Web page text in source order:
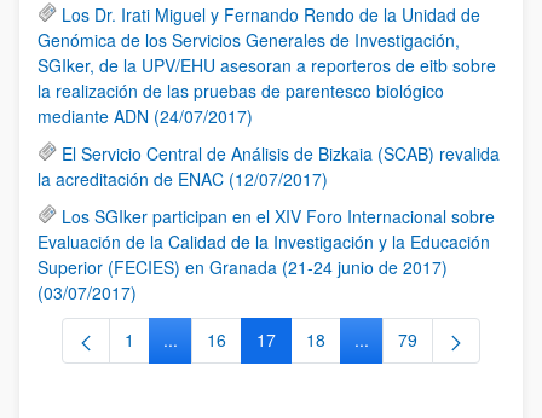
Los Dr. Irati Miguel y Fernando Rendo de la Unidad de
Genómica de los Servicios Generales de Investigación,
SGIker, de la UPV/EHU asesoran a reporteros de eitb sobre
la realización de las pruebas de parentesco biológico
mediante ADN (24/07/2017)
El Servicio Central de Análisis de Bizkaia (SCAB) revalida
la acreditación de ENAC (12/07/2017)
Los SGIker participan en el XIV Foro Internacional sobre
Evaluación de la Calidad de la Investigación y la Educación
Superior (FECIES) en Granada (21-24 junio de 2017)
(03/07/2017)
Página
1 ...Páginas intermedias Use TAB para desplazarse.
Página
16 Página
17 Página
18 ...Páginas intermedias
Página
79